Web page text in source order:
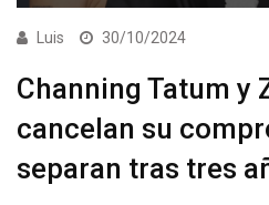
Luis 30/10/2024
Channing Tatum y
cancelan su
separan tras tres